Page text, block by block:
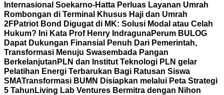
Internasional Soekarno-Hatta Perluas Layanan Umrah
Rombongan di Terminal Khusus Haji dan Umrah
2FPatriot Bond Digugat di MK: Solusi Modal atau Celah
Hukum? Ini Kata Prof Henry IndragunaPerum BULOG
Dapat Dukungan Finansial Penuh Dari Pemerintah,
Transformasi Menuju Swasembada Pangan
Berkelanjutan PLN dan Institut Teknologi PLN gelar
Pelatihan Energi Terbarukan Bagi Ratusan Siswa
SMATransformasi BUMN Disiapkan melalui Peta Strategi
5 Tahun Living Lab Ventures Bermitra dengan Nihon